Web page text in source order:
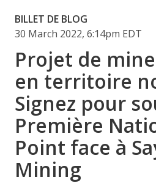
BILLET DE BLOG
30 March 2022, 6:14pm EDT
Projet de
en territoire
Signez pour
Première
Point face à
Mining